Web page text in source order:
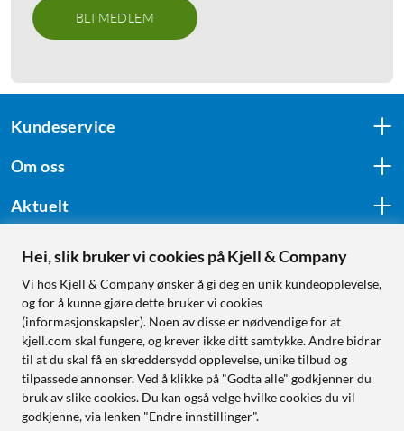
BLI MEDLEM
Kundeservice
Om oss
Aktuelt
Følg oss
Handle fra:
Sverige
Norge
Hei, slik bruker vi cookies på Kjell & Company
Vi hos Kjell & Company ønsker å gi deg en unik kundeopplevelse,
og for å kunne gjøre dette bruker vi cookies
(informasjonskapsler). Noen av disse er nødvendige for at
kjell.com skal fungere, og krever ikke ditt samtykke. Andre bidrar
til at du skal få en skreddersydd opplevelse, unike tilbud og
tilpassede annonser. Ved å klikke på "Godta alle" godkjenner du
bruk av slike cookies. Du kan også velge hvilke cookies du vil
godkjenne, via lenken "Endre innstillinger".